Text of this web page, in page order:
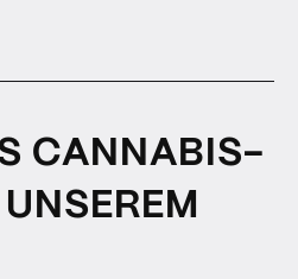
CANNABIS-